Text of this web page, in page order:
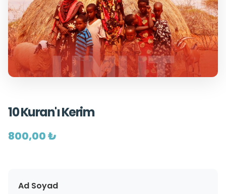
10 Kuran'ı Kerim
800,00 ₺
Ad Soyad